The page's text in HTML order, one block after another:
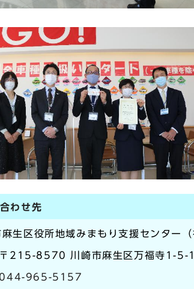
わせ先
麻生区役所地域みまもり支援センター
215-8570 川崎市麻生区万福寺1-5-1
044-965-5157